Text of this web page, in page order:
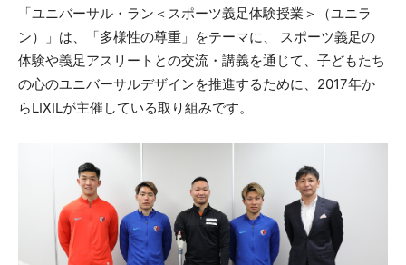
「ユニバーサル・ラン＜スポーツ義足体験授業＞（ユニラ
ン）」は、「多様性の尊重」をテーマに、 スポーツ義足の
体験や義足アスリートとの交流・講義を通じて、子どもたち
の心のユニバーサルデザインを推進するために、2017年か
らLIXILが主催している取り組みです。